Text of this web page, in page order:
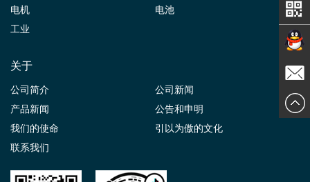
电机
电池
工业
关于
公司简介
公司新闻
产品新闻
公告和申明
我们的使命
引以为傲的文化
联系我们
在线交
谈
发送邮